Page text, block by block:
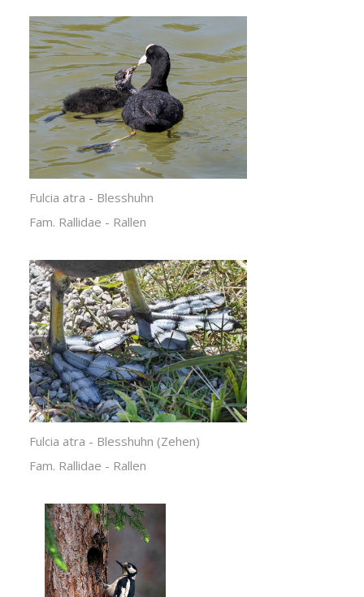
Fulcia atra - Blesshuhn
Fam. Rallidae - Rallen
Fulcia atra - Blesshuhn (Zehen)
Fam. Rallidae - Rallen